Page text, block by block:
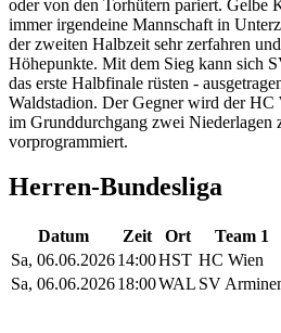
oder von den Torhütern pariert. Gelbe
immer irgendeine Mannschaft in
der zweiten Halbzeit sehr zerfahren
Höhepunkte. Mit dem Sieg kann sich
das erste Halbfinale rüsten -
Waldstadion. Der Gegner wird der HC
im Grunddurchgang zwei Niederlagen
vorprogrammiert.
Herren-Bundesliga
Datum Zeit Ort Team 1
Sa, 06.06.202614:00HST HC Wien
Sa, 06.06.202618:00WAL SV